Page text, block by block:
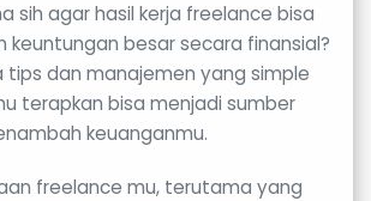
sih agar hasil kerja freelance bisa
keuntungan besar secara finansial?
tips dan manajemen yang simple
terapkan bisa menjadi sumber
keuanganmu.
freelance mu, terutama yang